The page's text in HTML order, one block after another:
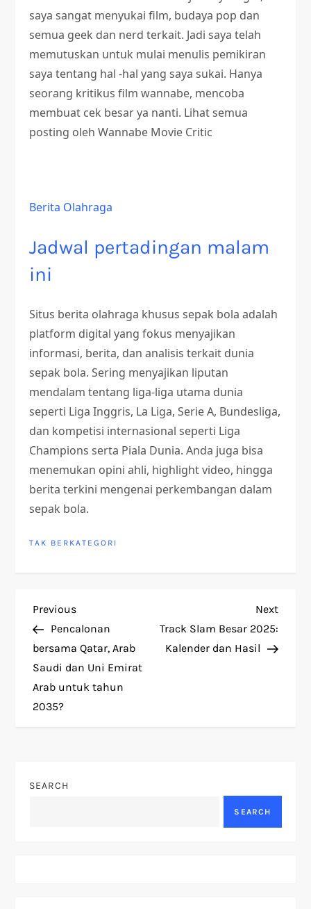
saya sangat menyukai film, budaya pop dan
semua geek dan nerd terkait. Jadi saya telah
memutuskan untuk mulai menulis pemikiran
saya tentang hal -hal yang saya sukai. Hanya
seorang kritikus film wannabe, mencoba
membuat cek besar ya nanti. Lihat semua
posting oleh Wannabe Movie Critic
Berita Olahraga
Jadwal pertadingan malam
ini
Situs berita olahraga khusus sepak bola adalah
platform digital yang fokus menyajikan
informasi, berita, dan analisis terkait dunia
sepak bola. Sering menyajikan liputan
mendalam tentang liga-liga utama dunia
seperti Liga Inggris, La Liga, Serie A, Bundesliga,
dan kompetisi internasional seperti Liga
Champions serta Piala Dunia. Anda juga bisa
menemukan opini ahli, highlight video, hingga
berita terkini mengenai perkembangan dalam
sepak bola.
TAK BERKATEGORI
P
o
s
t
a
Previous
Post
Previous
Pencalonan
bersama Qatar, Arab
Saudi dan Uni Emirat
Arab untuk tahun
2035?
Next
Post
Next
Track Slam Besar 2025:
Kalender dan Hasil
SEARCH
SEARCH